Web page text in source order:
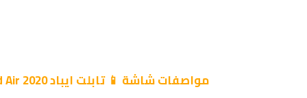
مواصفات شاشة 📱 تابلت ايباد Apple iPad Air 2020 :